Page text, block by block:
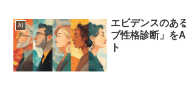
AI
エビデンスのあ
ブ性格診断」を
ト